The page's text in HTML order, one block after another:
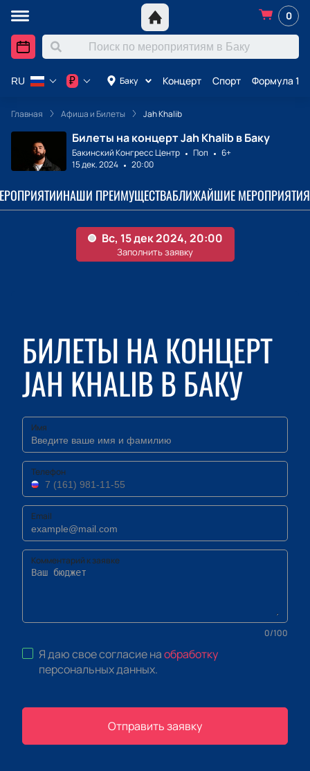
0
Баку Концерт Спорт Формула 1
RU ₽
Главная Афиша и Билеты Jah Khalib
Билеты на концерт Jah Khalib в Баку
Бакинский Конгресс Центр Поп
6+
15 дек. 2024
20:00
НАШИ ПРЕИМУЩЕСТВАБЛИЖАЙШИЕ МЕРОПРИЯТИЯ
БИЛЕТЫ НА КОНЦЕРТ
JAH KHALIB В БАКУ
Имя
Телефон
Email
Комментарий к заявке
0/100
Я даю свое согласие наобработку
персональных данных.
Отправить заявку